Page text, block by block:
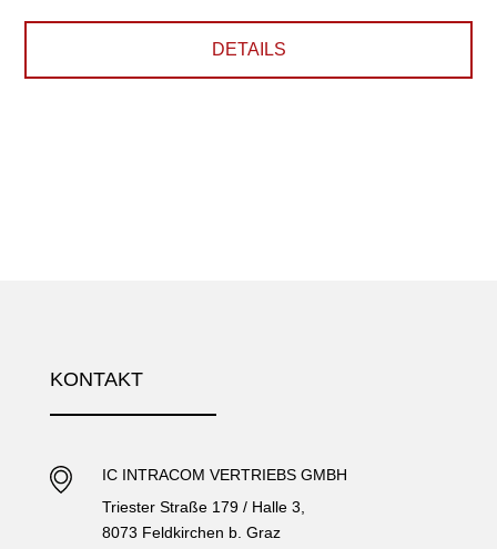
DETAILS
KONTAKT
IC INTRACOM VERTRIEBS GMBH
Triester Straße 179 / Halle 3,
8073 Feldkirchen b. Graz